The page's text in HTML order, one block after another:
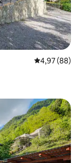
საშუალო
4,97 (88)